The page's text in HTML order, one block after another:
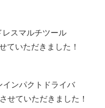
レスマルチツール
ていただきました！
インパクトドライバ
せていただきました！